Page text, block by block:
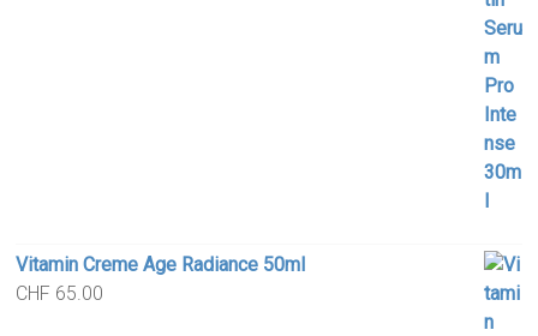
Vitamin Creme Age Radiance 50ml
CHF 65.00